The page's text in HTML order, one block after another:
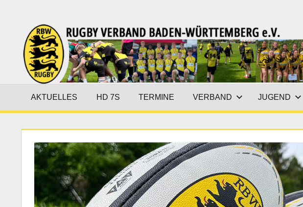
springen
Rugby-
Verband
Baden-
Württemberg
AKTUELLES HD 7S TERMINE VERBAND JUGEND